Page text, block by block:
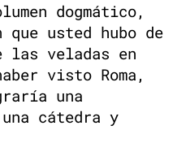
dogmático,
usted hubo de
las veladas en
visto Roma,
una
cátedra y